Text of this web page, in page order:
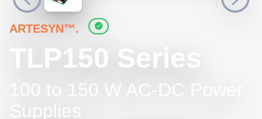
ARTESYN™.
TLP150 Series
100 to 150 W AC-DC Power
Supplies